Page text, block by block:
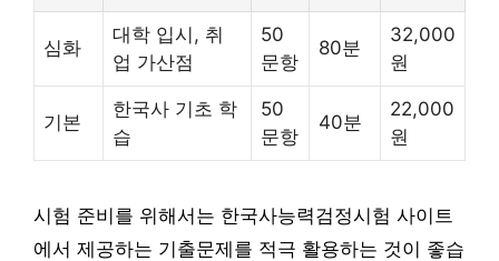
심화
대학 입시, 취
업 가산점
50
문항
80분
32,000
원
기본
한국사 기초 학
습
50
문항
40분
22,000
원
시험 준비를 위해서는 한국사능력검정시험 사이트
에서 제공하는 기출문제를 적극 활용하는 것이 좋습